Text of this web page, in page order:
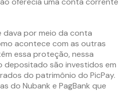
dava por meio da conta
acontece com as outras
essa proteção, nessa
depositado são investidos em
do patrimônio do PicPay.
do Nubank e PagBank que